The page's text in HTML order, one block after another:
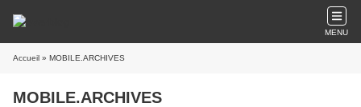
MENU
Accueil » MOBILE.ARCHIVES
MOBILE.ARCHIVES